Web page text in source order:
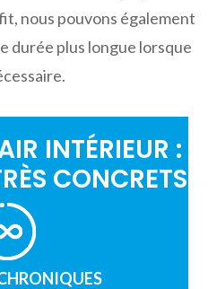
nous pouvons également
durée plus longue lorsque
INTÉRIEUR :
CONCRETS